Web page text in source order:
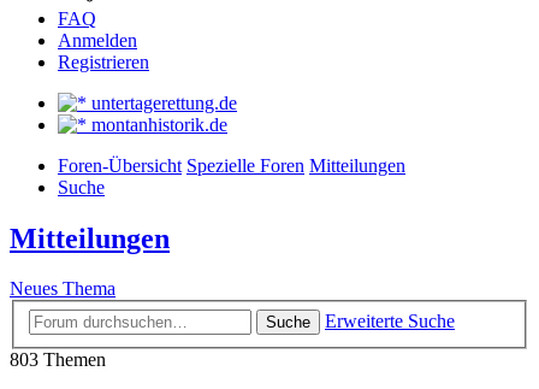
FAQ
Anmelden
Registrieren
untertagerettung.de
montanhistorik.de
Foren-Übersicht Spezielle Foren Mitteilungen
Suche
Mitteilungen
Neues Thema
Suche
Erweiterte Suche
803 Themen